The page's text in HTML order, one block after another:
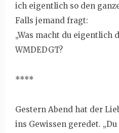
ich eigentlich so den
Falls jemand fragt:
„Was macht du eigentlich
WMDEDGT?
****
Gestern Abend hat der
ins Gewissen geredet.